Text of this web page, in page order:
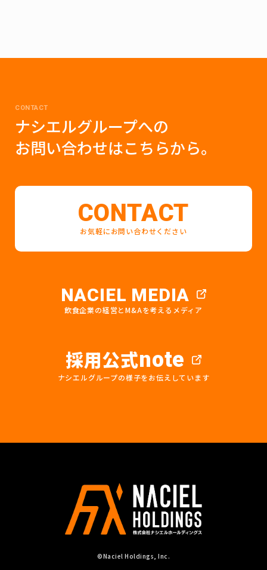
CONTACT
ナシエルグループへの
お問い合わせはこちらから。
CONTACT
お気軽にお問い合わせください
NACIEL MEDIA
飲食企業の経営とM&Aを考えるメディア
採用公式note
ナシエルグループの様子をお伝えしています
©Naciel Holdings, Inc.